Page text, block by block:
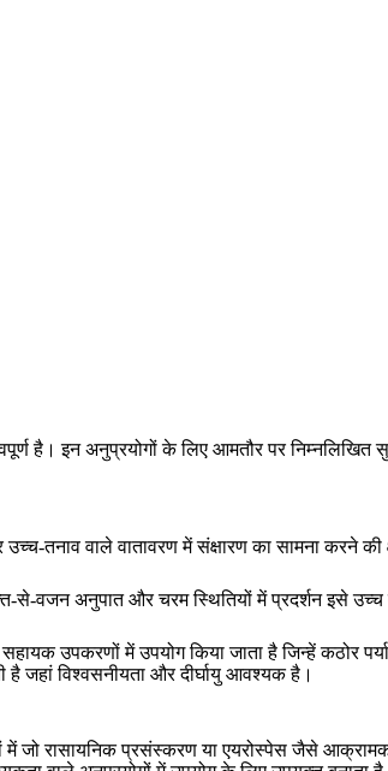
है। इन अनुप्रयोगों के लिए आमतौर पर निम्नलिखित
तनाव वाले वातावरण में संक्षारण का सामना करने की
से-वजन अनुपात और चरम स्थितियों में प्रदर्शन इसे
उपकरणों में उपयोग किया जाता है जिन्हें कठोर
जहां विश्वसनीयता और दीर्घायु आवश्यक है।
जो रासायनिक प्रसंस्करण या एयरोस्पेस जैसे